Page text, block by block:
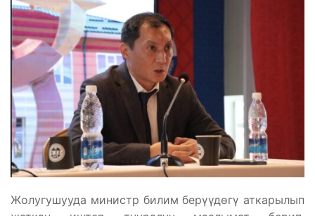
Жолугушууда министр билим берүүдөгү аткарылып